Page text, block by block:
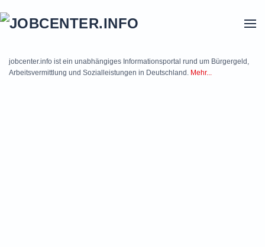
jobcenter.info ist ein unabhängiges Informationsportal rund um Bürgergeld,
Arbeitsvermittlung und Sozialleistungen in Deutschland. Mehr...